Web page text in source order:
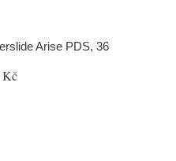
Arise PDS, 36
Kč